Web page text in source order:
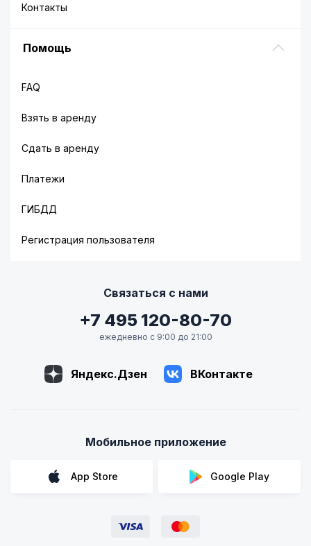
Контакты
Помощь
FAQ
Взять в аренду
Сдать в аренду
Платежи
ГИБДД
Регистрация пользователя
Связаться с нами
+7 495 120-80-70
ежедневно с 9:00 до 21:00
Яндекс.Дзен ВКонтакте
Мобильное приложение
App Store Google Play